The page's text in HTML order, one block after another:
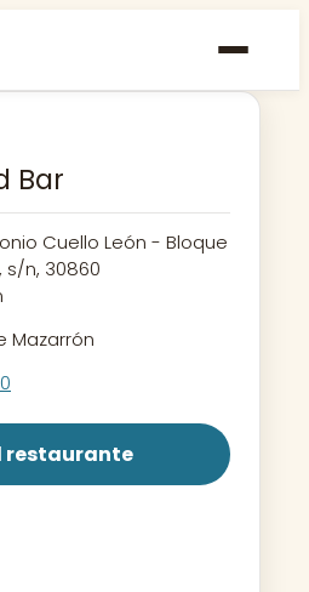
Bar
Cuello León - Bloque
s/n, 30860
Mazarrón
restaurante